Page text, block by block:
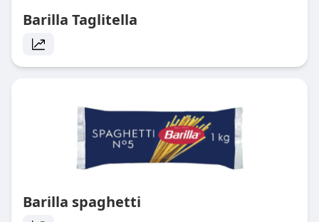
Barilla Taglitella
Barilla spaghetti